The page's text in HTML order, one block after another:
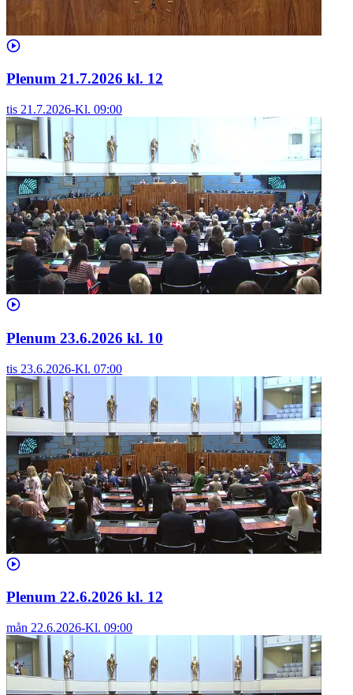
Plenum 21.7.2026 kl. 12
tis 21.7.2026-Kl. 09:00
Plenum 23.6.2026 kl. 10
tis 23.6.2026-Kl. 07:00
Plenum 22.6.2026 kl. 12
mån 22.6.2026-Kl. 09:00